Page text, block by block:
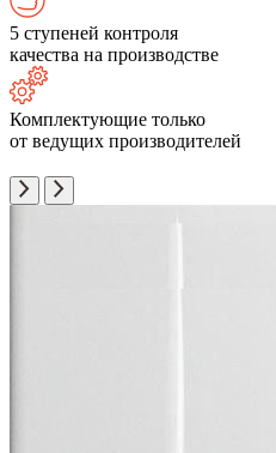
5 ступеней контроля
качества на производстве
Комплектующие только
от ведущих производителей